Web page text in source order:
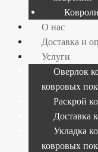
О наличие и
телефонам:
+7 (967) 346-
ОСНОВНЫЕ
О нас
Доставка и
Услуги
Оверлок
ковровых
Раскрой
Доставка
Укладка
ковровых